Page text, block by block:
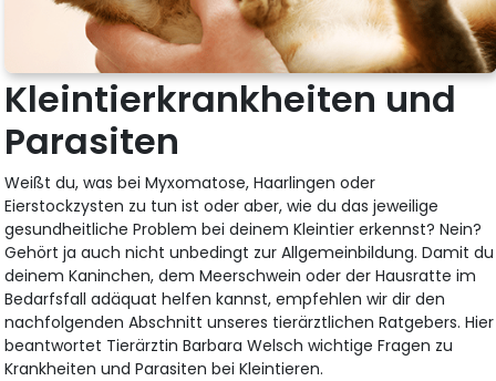
Kleintierkrankheiten und
Parasiten
Weißt du, was bei Myxomatose, Haarlingen oder
Eierstockzysten zu tun ist oder aber, wie du das jeweilige
gesundheitliche Problem bei deinem Kleintier erkennst? Nein?
Gehört ja auch nicht unbedingt zur Allgemeinbildung. Damit du
deinem Kaninchen, dem Meerschwein oder der Hausratte im
Bedarfsfall adäquat helfen kannst, empfehlen wir dir den
nachfolgenden Abschnitt unseres tierärztlichen Ratgebers. Hier
beantwortet Tierärztin Barbara Welsch wichtige Fragen zu
Krankheiten und Parasiten bei Kleintieren.